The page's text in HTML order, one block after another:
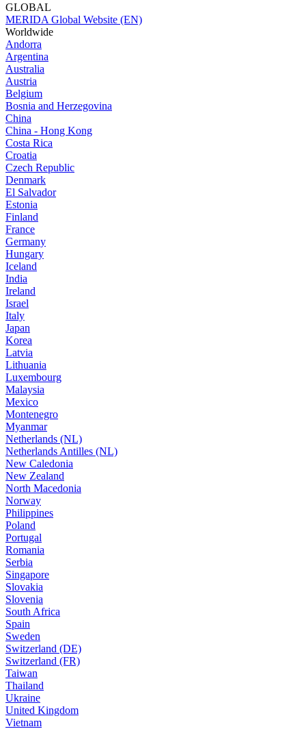
GLOBAL
MERIDA Global Website (EN)
Worldwide
Andorra
Argentina
Australia
Austria
Belgium
Bosnia and Herzegovina
China
China - Hong Kong
Costa Rica
Croatia
Czech Republic
Denmark
El Salvador
Estonia
Finland
France
Germany
Hungary
Iceland
India
Ireland
Israel
Italy
Japan
Korea
Latvia
Lithuania
Luxembourg
Malaysia
Mexico
Montenegro
Myanmar
Netherlands (NL)
Netherlands Antilles (NL)
New Caledonia
New Zealand
North Macedonia
Norway
Philippines
Poland
Portugal
Romania
Serbia
Singapore
Slovakia
Slovenia
South Africa
Spain
Sweden
Switzerland (DE)
Switzerland (FR)
Taiwan
Thailand
Ukraine
United Kingdom
Vietnam